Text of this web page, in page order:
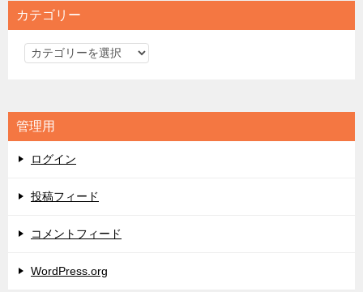
カテゴリー
カ
リ
ー
管理用
ログイン
投稿フィード
コメントフィード
WordPress.org